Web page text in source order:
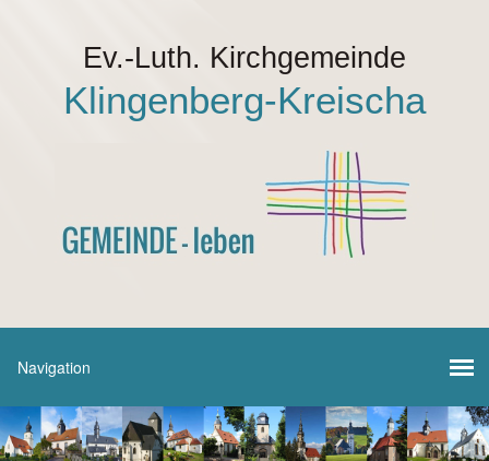
Ev.-Luth. Kirchgemeinde
Klingenberg-Kreischa